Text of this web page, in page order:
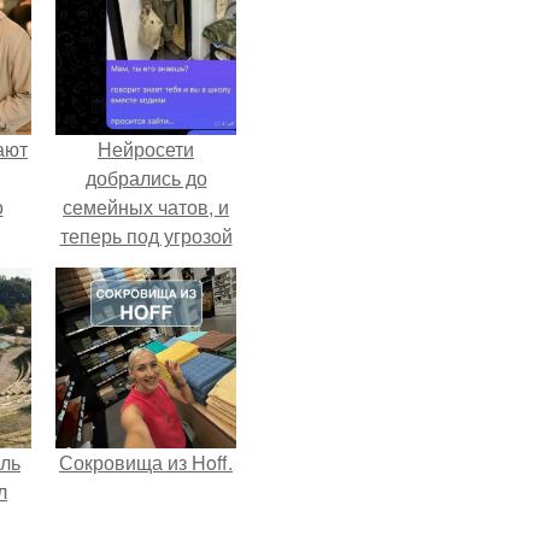
Нейросети
добрались до
семейных чатов, и
теперь под угрозой
мамины нервы.
Сокровища из Hoff.